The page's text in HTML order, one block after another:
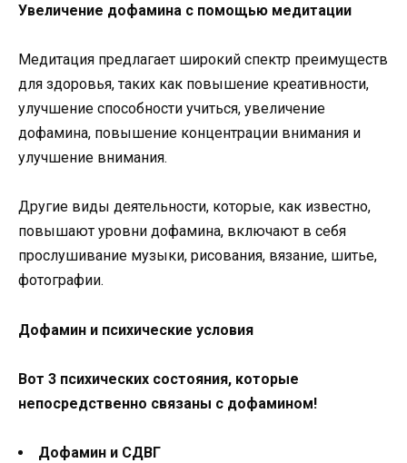
Увеличение дофамина с помощью медитации
Медитация предлагает широкий спектр преимуществ
для здоровья, таких как повышение креативности,
улучшение способности учиться, увеличение
дофамина, повышение концентрации внимания и
улучшение внимания.
Другие виды деятельности, которые, как известно,
повышают уровни дофамина, включают в себя
прослушивание музыки, рисования, вязание, шитье,
фотографии.
Дофамин и психические условия
Вот 3 психических состояния, которые
непосредственно связаны с дофамином!
Дофамин и СДВГ